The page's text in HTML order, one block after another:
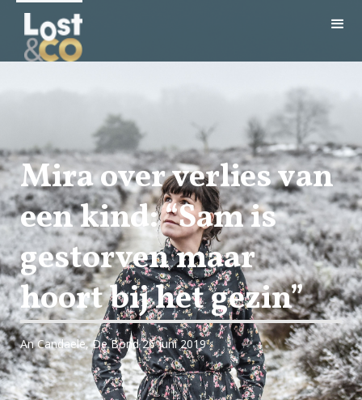
Mira over verlies van
een kind: “Sam is
gestorven maar
hoort bij het gezin”
An Candaele, De Bond 26 juni 2019